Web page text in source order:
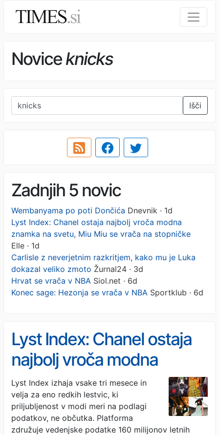
Noviceknicks
Išči
Zadnjih 5 novic
Wembanyama po poti Dončića Dnevnik · 1d
Lyst Index: Chanel ostaja najbolj vroča modna
znamka na svetu, Miu Miu se vrača na stopničke
Elle · 1d
Carlisle z neverjetnim razkritjem, kako mu je Luka
dokazal veliko zmoto Žurnal24 · 3d
Hrvat se vrača v NBA Siol.net · 6d
Konec sage: Hezonja se vrača v NBA Sportklub · 6d
Lyst Index: Chanel ostaja
najbolj vroča modna
znamka na svetu, Miu Miu
se vrača na stopničke
Lyst Index izhaja vsake tri mesece in
velja za eno redkih lestvic, ki
priljubljenost v modi meri na podlagi
podatkov, ne občutka. Platforma
združuje vedenjske podatke 160 milijonov letnih